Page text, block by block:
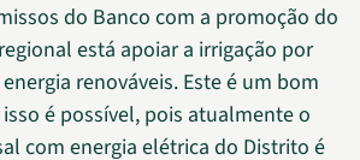
do Banco com a promoção do
está apoiar a irrigação por
renováveis. Este é um bom
é possível, pois atualmente o
com energia elétrica do Distrito é